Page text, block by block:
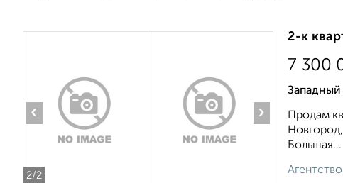
2/2
‹ ›
2-к
7 300
Западный
Продам
Большая...